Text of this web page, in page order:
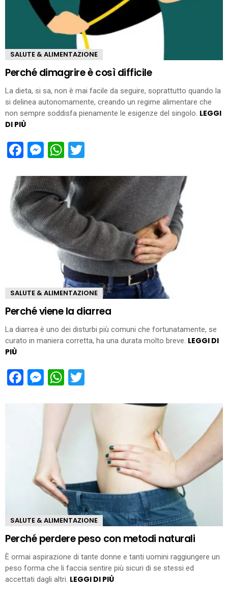
SALUTE & ALIMENTAZIONE
Perché dimagrire è così difficile
La dieta, si sa, non è mai facile da seguire, soprattutto quando la
si delinea autonomamente, creando un regime alimentare che
non sempre soddisfa pienamente le esigenze del singolo. LEGGI
DI PIÙ
Facebook
Messenger
WhatsApp
SALUTE & ALIMENTAZIONE
Perché viene la diarrea
La diarrea è uno dei disturbi più comuni che fortunatamente, se
curato in maniera corretta, ha una durata molto breve. LEGGI DI
PIÙ
Facebook
Messenger
WhatsApp
SALUTE & ALIMENTAZIONE
Perché perdere peso con metodi naturali
È ormai aspirazione di tante donne e tanti uomini raggiungere un
peso forma che li faccia sentire più sicuri di se stessi ed
accettati dagli altri. LEGGI DI PIÙ